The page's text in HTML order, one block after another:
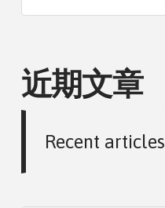
近期文章
Recent articles